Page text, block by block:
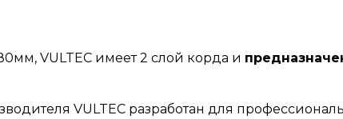
VULTEC имеет 2 слой корда и
VULTEC разработан для